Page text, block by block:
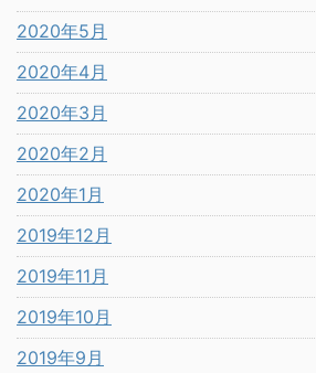
2020年5月
2020年4月
2020年3月
2020年2月
2020年1月
2019年12月
2019年11月
2019年10月
2019年9月